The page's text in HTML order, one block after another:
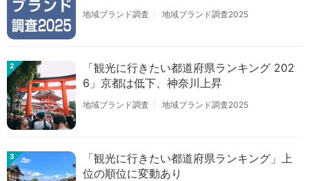
地域ブランド調査 地域ブランド調査2025
2
「観光に行きたい都道府県ランキング 202
6」京都は低下、神奈川上昇
地域ブランド調査 地域ブランド調査2025
3
「観光に行きたい都道府県ランキング」上
位の順位に変動あり